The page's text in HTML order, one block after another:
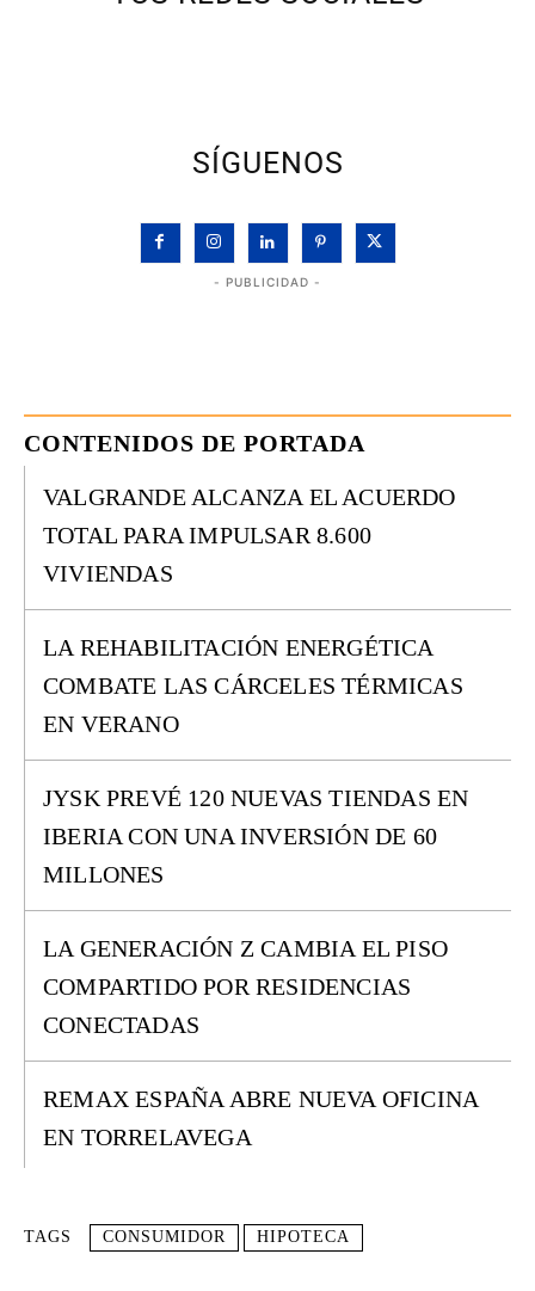
SÍGUENOS
- PUBLICIDAD -
CONTENIDOS DE PORTADA
VALGRANDE ALCANZA EL ACUERDO
TOTAL PARA IMPULSAR 8.600
VIVIENDAS
LA REHABILITACIÓN ENERGÉTICA
COMBATE LAS CÁRCELES TÉRMICAS
EN VERANO
JYSK PREVÉ 120 NUEVAS TIENDAS EN
IBERIA CON UNA INVERSIÓN DE 60
MILLONES
LA GENERACIÓN Z CAMBIA EL PISO
COMPARTIDO POR RESIDENCIAS
CONECTADAS
REMAX ESPAÑA ABRE NUEVA OFICINA
EN TORRELAVEGA
TAGS CONSUMIDOR HIPOTECA